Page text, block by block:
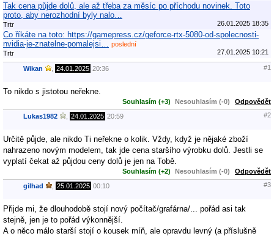
Tak cena půjde dolů, ale až třeba za měsíc po příchodu novinek. Toto
proto, aby nerozhodní byly nalo…
Trtr 26.01.2025 18:35
Co říkáte na toto: https://gamepress.cz/geforce-rtx-5080-od-spolecnosti-
nvidia-je-znatelne-pomalejsi…
poslední
Trtr
27.01.2025 10:21
Wikan 24.01.2025 20:36 #1
To nikdo s jistotou neřekne.
Souhlasím (+3) Nesouhlasím (-0) Odpovědět
Lukas1982 24.01.2025 20:59 #2
Určitě půjde, ale nikdo Ti neřekne o kolik. Vždy, když je nějaké zboží
nahrazeno novým modelem, tak jde cena staršího výrobku dolů. Jestli se
vyplatí čekat až půjdou ceny dolů je jen na Tobě.
Souhlasím (+2) Nesouhlasím (-0) Odpovědět
gilhad 25.01.2025 00:10 #3
Přijde mi, že dlouhodobě stojí nový počítač/grafárna/... pořád asi tak
stejně, jen je to pořád výkonnější.
A o něco málo starší stojí o kousek míň, ale opravdu levný (a příslušně